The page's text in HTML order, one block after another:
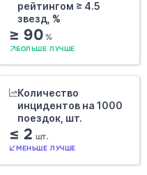
рейтингом ≥ 4.5
звезд, %
≥ 90%
БОЛЬШЕ ЛУЧШЕ
Количество
инцидентов на 1000
поездок, шт.
≤ 2 шт.
МЕНЬШЕ ЛУЧШЕ